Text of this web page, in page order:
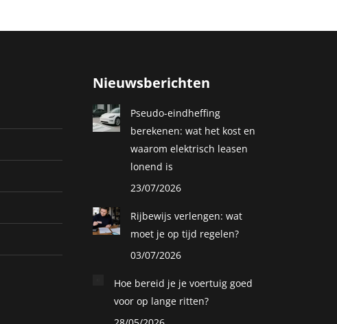
Nieuwsberichten
Pseudo-eindheffing
berekenen: wat het kost en
waarom elektrisch leasen
lonend is
23/07/2026
Rijbewijs verlengen: wat
moet je op tijd regelen?
03/07/2026
Hoe bereid je je voertuig goed
voor op lange ritten?